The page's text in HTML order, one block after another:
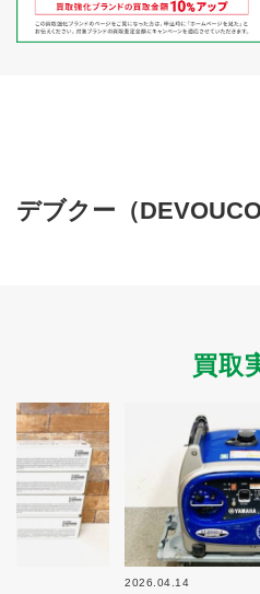
簡単操作！LINE
新着情報
梱包
ガイド
法人の
お客様
デブクー（
買取
2026.04.14